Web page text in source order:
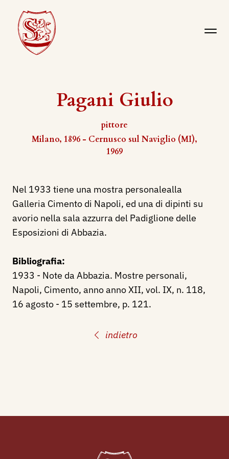
Pagani Giulio
pittore
Milano, 1896 - Cernusco sul Naviglio (MI),
1969
indietro
Nel 1933 tiene una mostra personalealla
Galleria Cimento di Napoli, ed una di dipinti su
avorio nella sala azzurra del Padiglione delle
Esposizioni di Abbazia.
Bibliografia:
1933 - Note da Abbazia. Mostre personali,
Napoli, Cimento, anno anno XII, vol. IX, n. 118,
16 agosto - 15 settembre, p. 121.